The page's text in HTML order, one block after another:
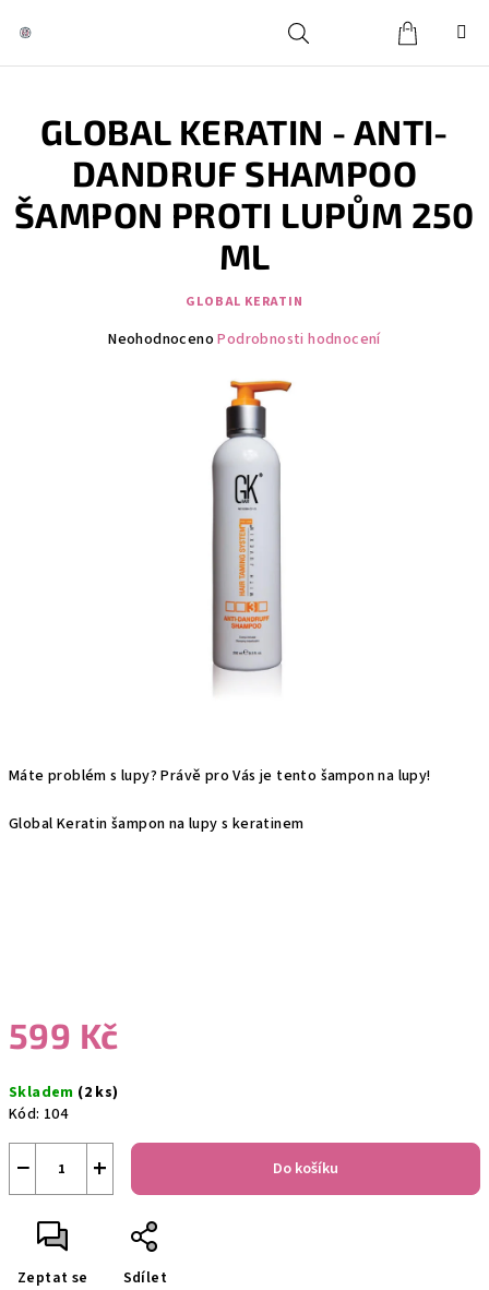
HledatPřihlášeníKošík
Máte problém s lupy? Právě pro Vás je tento šampon na lupy!
Global Keratin šampon na lupy s keratinem
599 Kč
cena:
Skladem (2 ks)
Kód: 104
+
− Do košíku
Zeptat se Sdílet
GLOBAL KERATIN - ANTI-
DANDRUF SHAMPOO
ŠAMPON PROTI LUPŮM 250
ML
GLOBAL KERATIN
Průměrné
Neohodnoceno Podrobnosti hodnocení